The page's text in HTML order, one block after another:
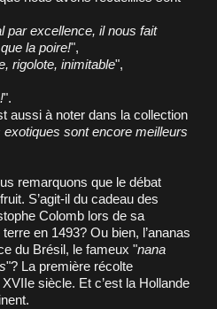
par excellence, il nous fait
la poire!",
rigolote, inimitable",
".
aussi à noter dans la collection
exotiques sont encore meilleurs
remarquons que le débat
S’agit-il du cadeau des
Colomb lors de sa
en 1493? Ou bien, l’ananas
du Brésil, le fameux "nana
"? La première récolte
XVIIe siècle. Et c’est la Hollande